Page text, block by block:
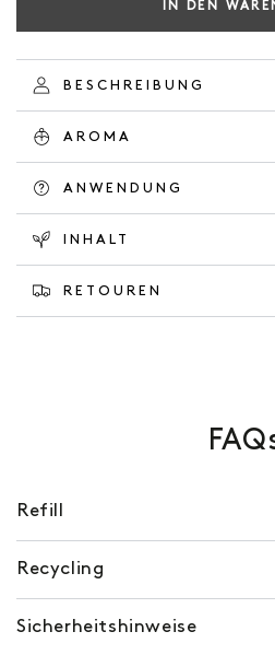
BODY
LOTION
HERBAL
GARDEN
Menge
BODY
LOTION
HERBAL
GARDEN
IN DEN
BESCHREIBUNG
AROMA
ANWENDUNG
INHALT
RETOUREN
Refill
Recycling
Sicherheitshinweise